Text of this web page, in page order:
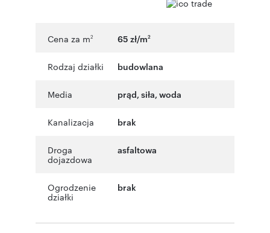
Cena za m2 65 zł/m2
Rodzaj działki budowlana
Media prąd, siła, woda
Kanalizacja brak
Droga
dojazdowa
asfaltowa
Ogrodzenie
działki
brak